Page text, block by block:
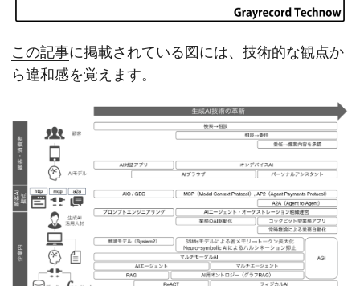
この記事に掲載されている図には、技術的な観点か
ら違和感を覚えます。